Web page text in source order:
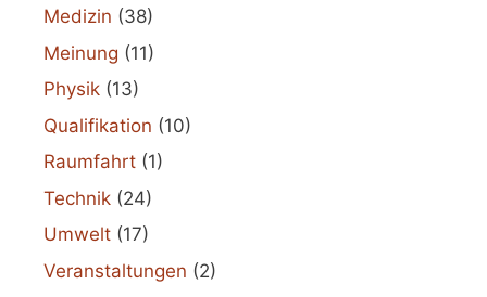
Medizin (38)
Meinung (11)
Physik (13)
Qualifikation (10)
Raumfahrt (1)
Technik (24)
Umwelt (17)
Veranstaltungen (2)